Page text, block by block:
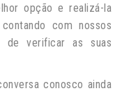
opção e realizá-la
com nossos
de verificar as suas
conosco ainda